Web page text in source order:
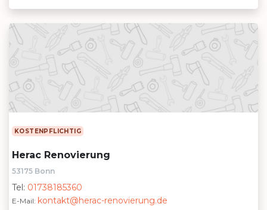
KOSTENPFLICHTIG
Herac Renovierung
53175 Bonn
Tel: 01738185360
E-Mail: kontakt@herac-renovierung.de